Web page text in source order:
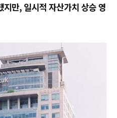
지만, 일시적 자산가치 상승 영